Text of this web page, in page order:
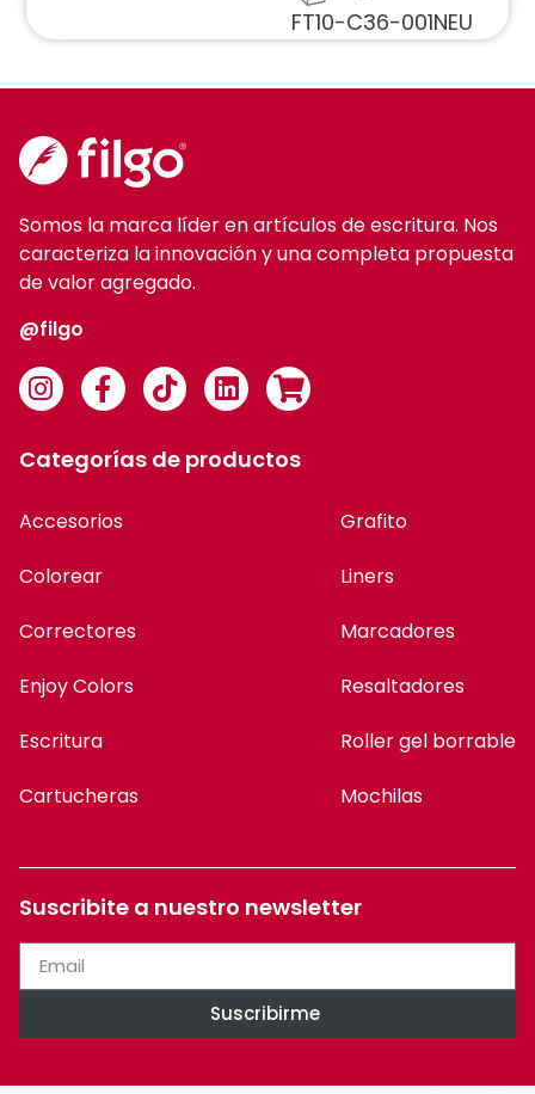
FT10-C36-001NEU
Somos la marca líder en artículos de escritura. Nos
caracteriza la innovación y una completa propuesta
de valor agregado.
@filgo
Categorías de productos
Accesorios
Colorear
Correctores
Enjoy Colors
Escritura
Cartucheras
Grafito
Liners
Marcadores
Resaltadores
Roller gel borrable
Mochilas
Suscribite a nuestro newsletter
Suscribirme